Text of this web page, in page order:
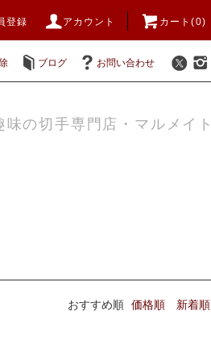
登録 アカウント カート(0)
ブログ お問い合わせ
味の切手専門店・マルメイト
おすすめ順 価格順 新着順